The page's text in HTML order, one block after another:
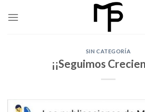
SIN CATEGORÍA
¡¡Seguimos